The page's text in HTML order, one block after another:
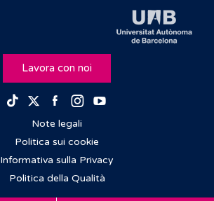
Lavora con noi
TikTokTwitterFacebook
Instagram
Note legali
Politica sui cookie
Informativa sulla Privacy
Politica della Qualità